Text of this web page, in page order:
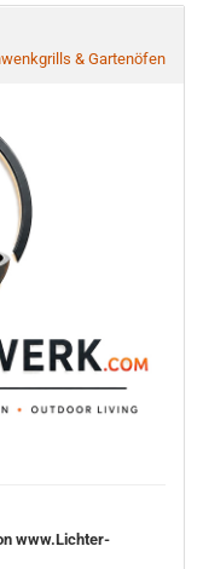
& Gartenöfen
www.Lichter-